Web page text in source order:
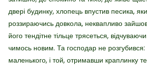
двері будинку, хлопець впустив песика,
роззираючись довкола, неквапливо
його тендітне тільце трясеться,
чимось новим. Та господар не розгубився:
маленького, і той, отримавши краплинку